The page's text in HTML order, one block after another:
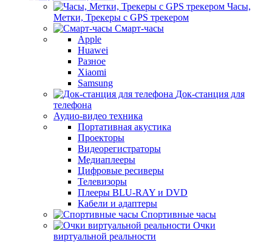
Часы,
Метки, Трекеры с GPS трекером
Смарт-часы
Apple
Huawei
Разное
Xiaomi
Samsung
Док-станция для
телефона
Аудио-видео техника
Портативная акустика
Проекторы
Видеорегистраторы
Медиаплееры
Цифровые ресиверы
Телевизоры
Плееры BLU-RAY и DVD
Кабели и адаптеры
Спортивные часы
Очки
виртуальной реальности